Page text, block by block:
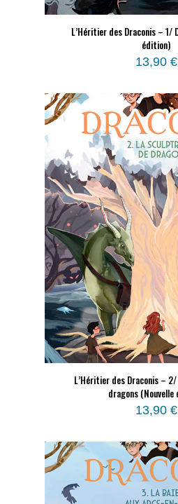
L’Héritier des Draconis – 1/
édition)
13,90 €
L’Héritier des Draconis –
dragons
13,90 €